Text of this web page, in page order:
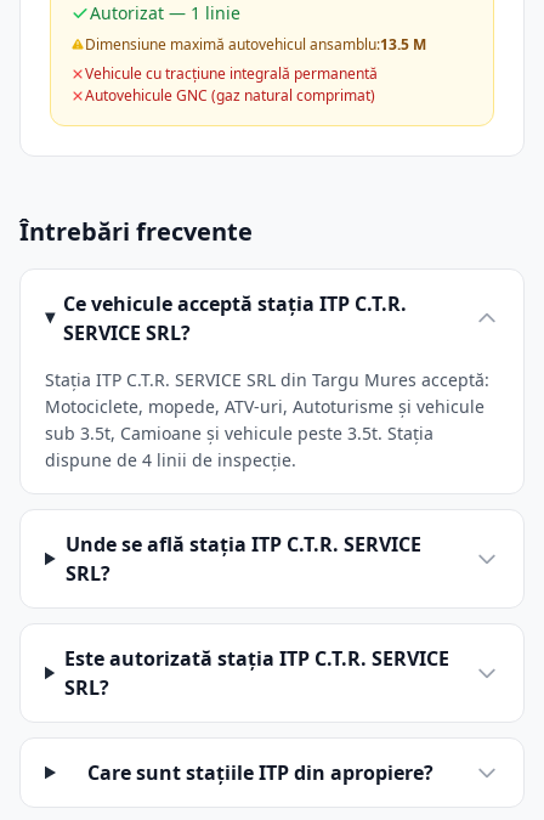
Autorizat — 1 linie
Dimensiune maximă autovehicul ansamblu:13.5 M
Vehicule cu tracțiune integrală permanentă
Autovehicule GNC (gaz natural comprimat)
Întrebări frecvente
Ce vehicule acceptă stația ITP C.T.R.
SERVICE SRL?
Stația ITP C.T.R. SERVICE SRL din Targu Mures acceptă:
Motociclete, mopede, ATV-uri, Autoturisme și vehicule
sub 3.5t, Camioane și vehicule peste 3.5t. Stația
dispune de 4 linii de inspecție.
Unde se află stația ITP C.T.R. SERVICE
SRL?
Este autorizată stația ITP C.T.R. SERVICE
SRL?
Care sunt stațiile ITP din apropiere?